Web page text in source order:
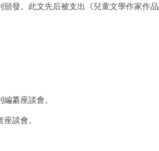
發。此文先后被支出《兒童文學作家作
纂座談會。
談會。